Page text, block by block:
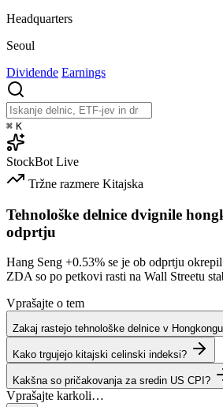
Headquarters
Seoul
Dividende Earnings
⌘ K
StockBot Live
Tržne razmere Kitajska
Tehnološke delnice dvignile
odprtju
Hang Seng +0.53% se je ob odprtju
ZDA so po petkovi rasti na Wall Streetu
Vprašajte o tem
Zakaj rastejo tehnološke delnice v
Kako trgujejo kitajski celinski indeksi?
Kakšna so pričakovanja za sredin US CPI?